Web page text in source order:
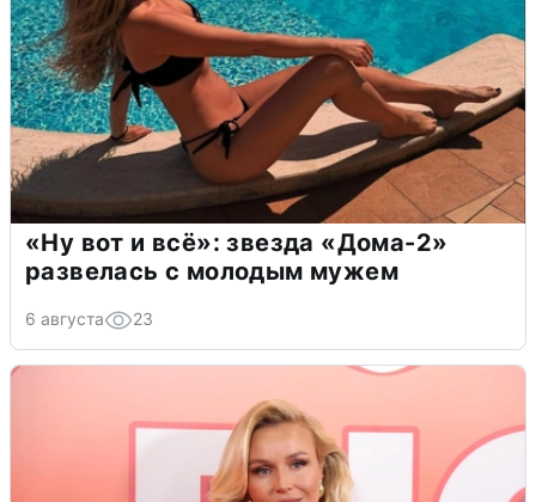
«Ну вот и всё»: звезда «Дома-2»
развелась с молодым мужем
6 августа 23